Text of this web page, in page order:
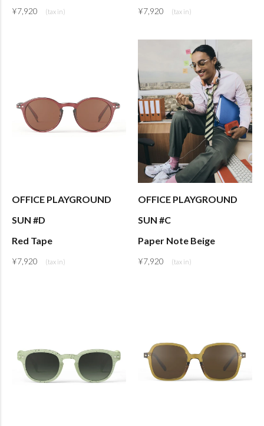
¥7,920 ¥7,920
OFFICE PLAYGROUND
SUN #D
Red Tape
¥7,920
OFFICE PLAYGROUND
SUN #C
Paper Note Beige
¥7,920